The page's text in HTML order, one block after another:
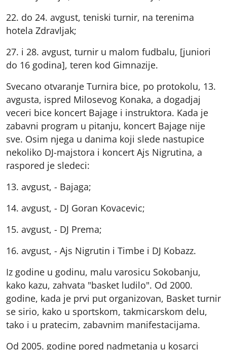
22. do 24. avgust, teniski turnir, na terenima
hotela Zdravljak;
27. i 28. avgust, turnir u malom fudbalu, [juniori
do 16 godina], teren kod Gimnazije.
Svecano otvaranje Turnira bice, po protokolu, 13.
avgusta, ispred Milosevog Konaka, a dogadjaj
veceri bice koncert Bajage i instruktora. Kada je
zabavni program u pitanju, koncert Bajage nije
sve. Osim njega u danima koji slede nastupice
nekoliko DJ-majstora i koncert Ajs Nigrutina, a
raspored je sledeci:
13. avgust, - Bajaga;
14. avgust, - DJ Goran Kovacevic;
15. avgust, - DJ Prema;
16. avgust, - Ajs Nigrutin i Timbe i DJ Kobazz.
Iz godine u godinu, malu varosicu Sokobanju,
kako kazu, zahvata "basket ludilo". Od 2000.
godine, kada je prvi put organizovan, Basket turnir
se sirio, kako u sportskom, takmicarskom delu,
tako i u pratecim, zabavnim manifestacijama.
Od 2005. godine pored nadmetanja u kosarci